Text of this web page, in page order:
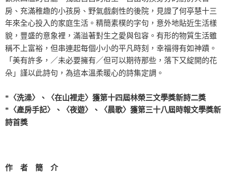
房、充滿稚趣的小孩房、野氣戲劇性的後院，見證了何亭慧十三
年來全心投入的家庭生活。精簡素樸的字句，意外地貼近生活樣
貌，豐盛的意象裡，滿溢著對生之愛與包容。有形的物質生活雖
稱不上富裕，但串連起每個小小的平凡時刻，幸福得有如神蹟。
「美有許多，／未必要擁有／但可以期待那些，落下又綻開的花
朵」謹以此詩句，為這本溫柔暖心的詩集定調。
*〈洗澡〉、〈在山裡走〉獲第十四屆林榮三文學獎新詩二獎
*〈產房手記〉、〈夜遊〉、〈晨歌〉獲第三十八屆時報文學獎新
詩首獎
作 者 簡 介